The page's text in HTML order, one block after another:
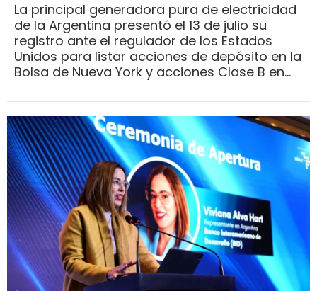
La principal generadora pura de electricidad
de la Argentina presentó el 13 de julio su
registro ante el regulador de los Estados
Unidos para listar acciones de depósito en la
Bolsa de Nueva York y acciones Clase B en
enteramente secundaria: vende BNR Power
Investments, dueña del 24,99%, mientras YPF
conserva el 75,01%